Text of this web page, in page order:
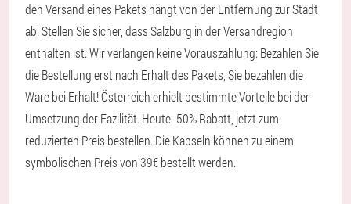
den Versand eines Pakets hängt von der Entfernung zur Stadt
ab. Stellen Sie sicher, dass Salzburg in der Versandregion
enthalten ist. Wir verlangen keine Vorauszahlung: Bezahlen Sie
die Bestellung erst nach Erhalt des Pakets, Sie bezahlen die
Ware bei Erhalt! Österreich erhielt bestimmte Vorteile bei der
Umsetzung der Fazilität. Heute -50% Rabatt, jetzt zum
reduzierten Preis bestellen. Die Kapseln können zu einem
symbolischen Preis von 39€ bestellt werden.